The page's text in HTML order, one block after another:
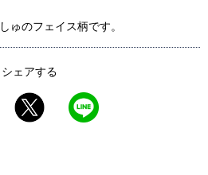
ゅのフェイス柄です。
シェアする